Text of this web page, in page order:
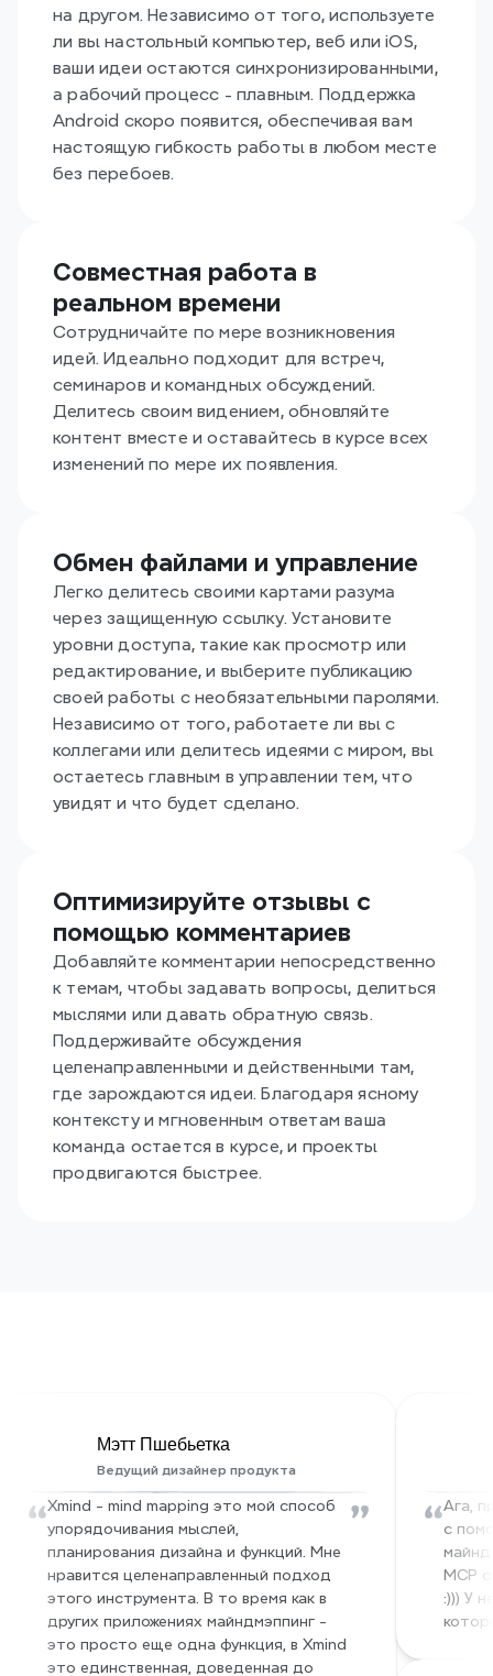
на другом. Независимо от того, используете
ли вы настольный компьютер, веб или iOS,
ваши идеи остаются синхронизированными,
а рабочий процесс - плавным. Поддержка
Android скоро появится, обеспечивая вам
настоящую гибкость работы в любом месте
без перебоев.
Совместная работа в
реальном времени
Сотрудничайте по мере возникновения
идей. Идеально подходит для встреч,
семинаров и командных обсуждений.
Делитесь своим видением, обновляйте
контент вместе и оставайтесь в курсе всех
изменений по мере их появления.
Обмен файлами и управление
Легко делитесь своими картами разума
через защищенную ссылку. Установите
уровни доступа, такие как просмотр или
редактирование, и выберите публикацию
своей работы с необязательными паролями.
Независимо от того, работаете ли вы с
коллегами или делитесь идеями с миром, вы
остаетесь главным в управлении тем, что
увидят и что будет сделано.
Оптимизируйте отзывы с
помощью комментариев
Добавляйте комментарии непосредственно
к темам, чтобы задавать вопросы, делиться
мыслями или давать обратную связь.
Поддерживайте обсуждения
целенаправленными и действенными там,
где зарождаются идеи. Благодаря ясному
контексту и мгновенным ответам ваша
команда остается в курсе, и проекты
продвигаются быстрее.
Мэтт Пшебьетка
Ведущий дизайнер продукта
“Xmind - mind mapping это мой способ
упорядочивания мыслей,
планирования дизайна и функций. Мне
нравится целенаправленный подход
этого инструмента. В то время как в
других приложениях майндмэппинг -
это просто еще одна функция, в Xmind
это единственная, доведенная до
” “Ага,
с
MCP
:))) У